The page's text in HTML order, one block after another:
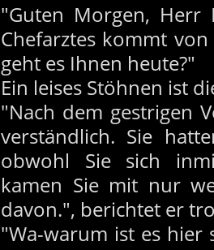
"Guten Morgen, Herr
Chefarztes kommt
geht es Ihnen heute?"
Ein leises Stöhnen ist
"Nach dem gestrigen
verständlich. Sie
obwohl Sie sich
kamen Sie mit nur
davon.", berichtet er
"Wa-warum ist es hier